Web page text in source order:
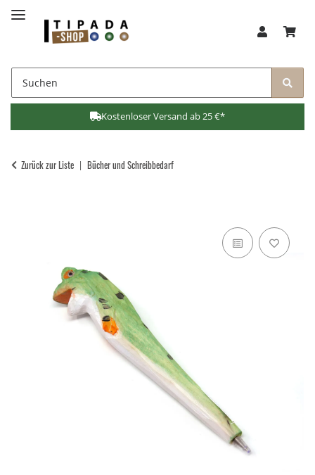
Kostenloser Versand ab 25 €*
Zurück zur Liste Bücher und Schreibbedarf